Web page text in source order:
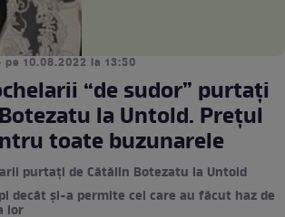
pe 10.08.2022 la 13:50
“de sudor” purtați
la Untold. Prețul
toate buzunarele
purtați de Cătălin Botezatu la Untold
decât și-a permite cei care au făcut haz de
lor